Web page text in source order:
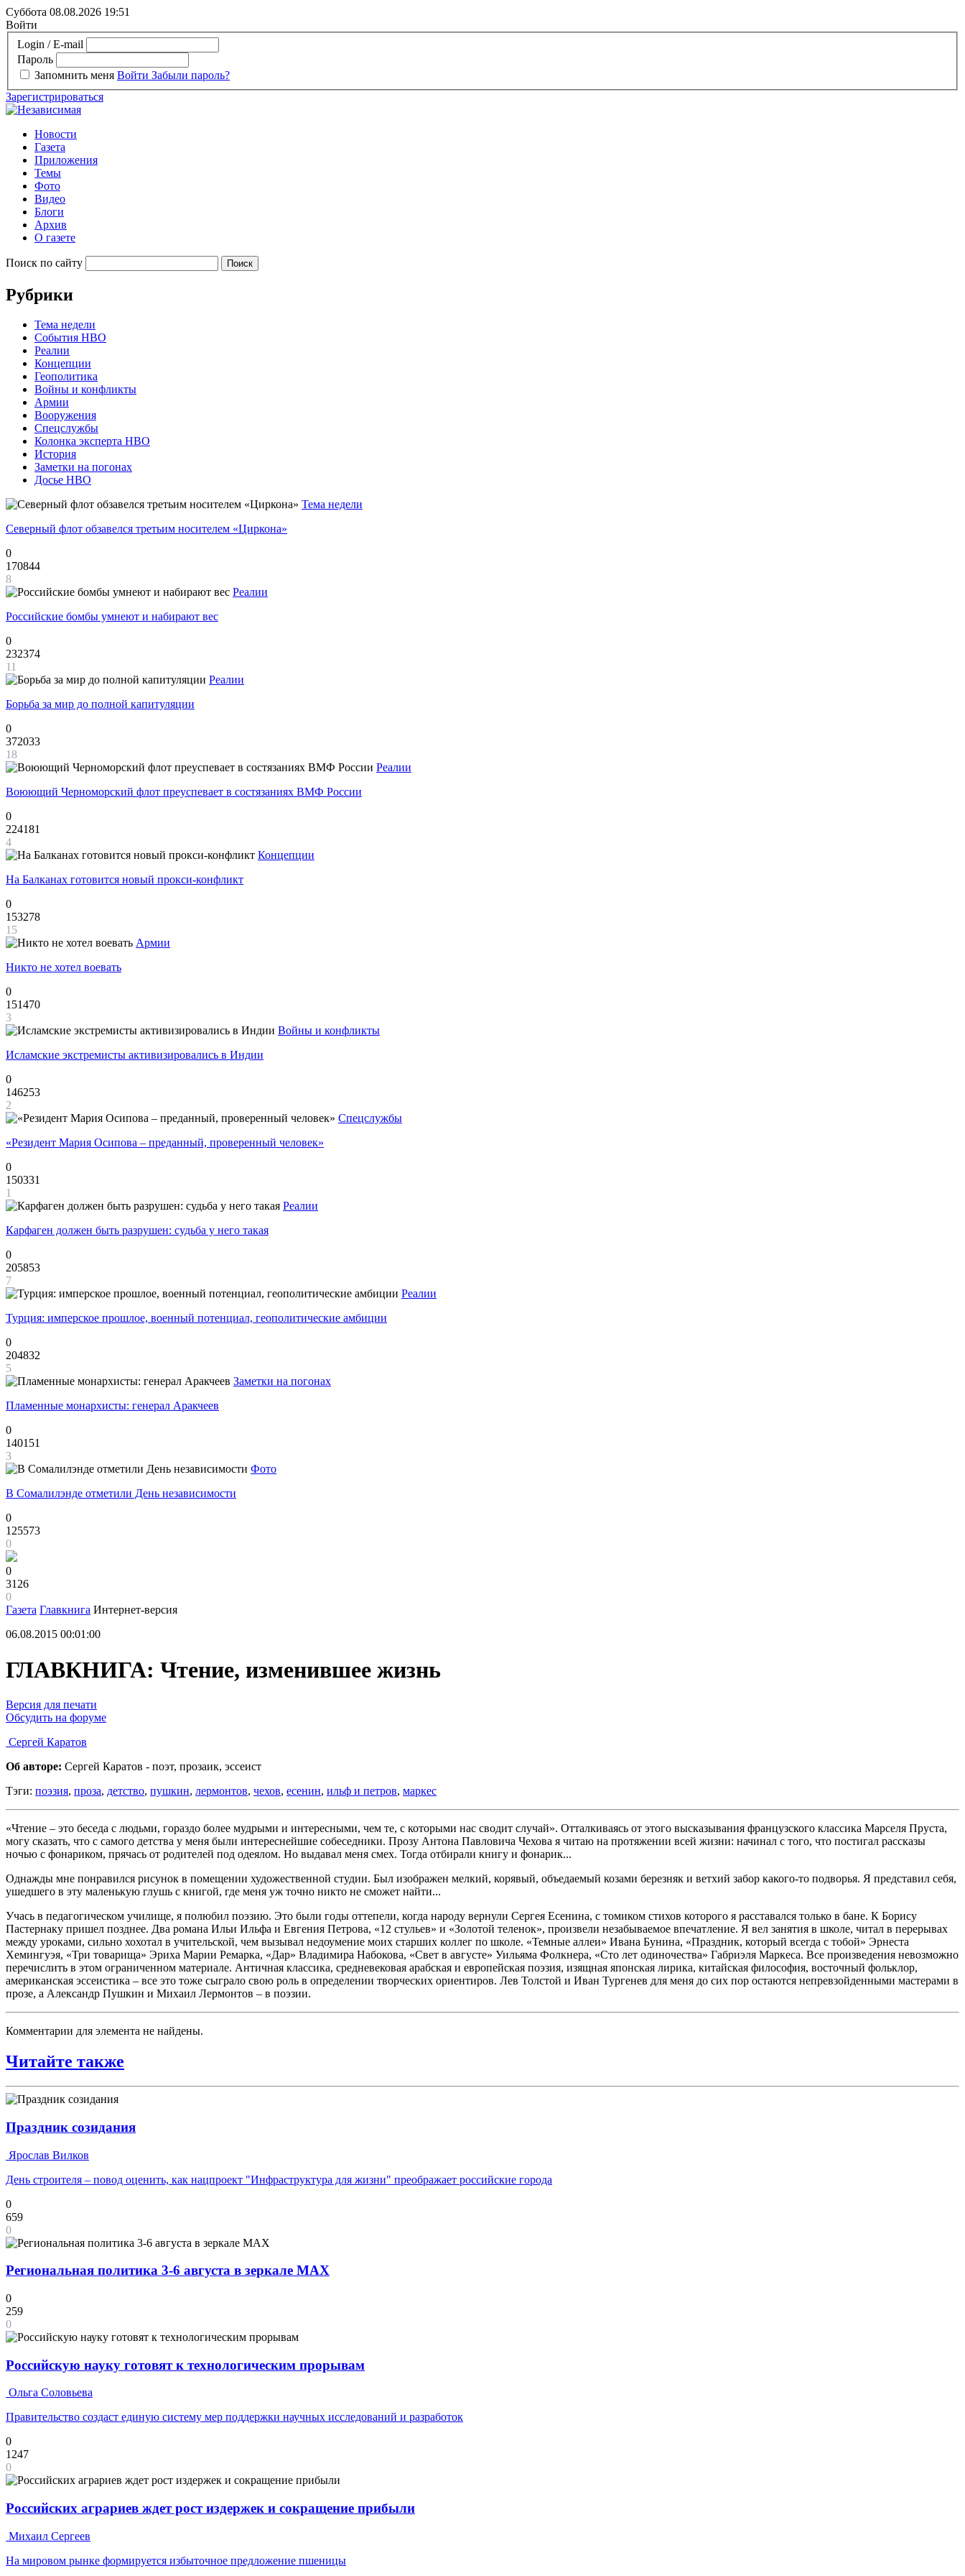
Суббота 08.08.2026 19:51
Войти
Login / E-mail
Пароль
Запомнить меня Войти Забыли пароль?
Зарегистрироваться
Новости
Газета
Приложения
Темы
Фото
Видео
Блоги
Архив
О газете
Поиск по сайту
Рубрики
Тема недели
События НВО
Реалии
Концепции
Геополитика
Войны и конфликты
Армии
Вооружения
Спецслужбы
Колонка эксперта НВО
История
Заметки на погонах
Досье НВО
Тема недели
Северный флот обзавелся третьим носителем «Циркона»
0
170844
8
Реалии
Российские бомбы умнеют и набирают вес
0
232374
11
Реалии
Борьба за мир до полной капитуляции
0
372033
18
Реалии
Воюющий Черноморский флот преуспевает в состязаниях ВМФ России
0
224181
4
Концепции
На Балканах готовится новый прокси-конфликт
0
153278
15
Армии
Никто не хотел воевать
0
151470
3
Войны и конфликты
Исламские экстремисты активизировались в Индии
0
146253
2
Спецслужбы
«Резидент Мария Осипова – преданный, проверенный человек»
0
150331
1
Реалии
Карфаген должен быть разрушен: судьба у него такая
0
205853
7
Реалии
Турция: имперское прошлое, военный потенциал, геополитические амбиции
0
204832
5
Заметки на погонах
Пламенные монархисты: генерал Аракчеев
0
140151
3
Фото
В Сомалилэнде отметили День независимости
0
125573
0
0
3126
0
Газета Главкнига Интернет-версия
06.08.2015 00:01:00
ГЛАВКНИГА: Чтение, изменившее жизнь
Версия для печати
Обсудить на форуме
Сергей Каратов
Об авторе: Сергей Каратов - поэт, прозаик, эссеист
Тэги: поэзия, проза, детство, пушкин, лермонтов, чехов, есенин, ильф и петров, маркес
«Чтение – это беседа с людьми, гораздо более мудрыми и интересными, чем те, с которыми нас сводит случай». Отталкиваясь от этого высказывания французского классика Марселя Пруста,
могу сказать, что с самого детства у меня были интереснейшие собеседники. Прозу Антона Павловича Чехова я читаю на протяжении всей жизни: начинал с того, что постигал рассказы
ночью с фонариком, прячась от родителей под одеялом. Но выдавал меня смех. Тогда отбирали книгу и фонарик...
Однажды мне понравился рисунок в помещении художественной студии. Был изображен мелкий, корявый, объедаемый козами березняк и ветхий забор какого-то подворья. Я представил себя,
ушедшего в эту маленькую глушь с книгой, где меня уж точно никто не сможет найти...
Учась в педагогическом училище, я полюбил поэзию. Это были годы оттепели, когда народу вернули Сергея Есенина, с томиком стихов которого я расставался только в бане. К Борису
Пастернаку пришел позднее. Два романа Ильи Ильфа и Евгения Петрова, «12 стульев» и «Золотой теленок», произвели незабываемое впечатление. Я вел занятия в школе, читал в перерывах
между уроками, сильно хохотал в учительской, чем вызывал недоумение моих старших коллег по школе. «Темные аллеи» Ивана Бунина, «Праздник, который всегда с тобой» Эрнеста
Хемингуэя, «Три товарища» Эриха Марии Ремарка, «Дар» Владимира Набокова, «Свет в августе» Уильяма Фолкнера, «Сто лет одиночества» Габриэля Маркеса. Все произведения невозможно
перечислить в этом ограниченном материале. Античная классика, средневековая арабская и европейская поэзия, изящная японская лирика, китайская философия, восточный фольклор,
американская эссеистика – все это тоже сыграло свою роль в определении творческих ориентиров. Лев Толстой и Иван Тургенев для меня до сих пор остаются непревзойденными мастерами в
прозе, а Александр Пушкин и Михаил Лермонтов – в поэзии.
Комментарии для элемента не найдены.
Читайте также
Праздник созидания
Ярослав Вилков
День строителя – повод оценить, как нацпроект "Инфраструктура для жизни" преображает российские города
0
659
0
Региональная политика 3-6 августа в зеркале MAX
0
259
0
Российскую науку готовят к технологическим прорывам
Ольга Соловьева
Правительство создаст единую систему мер поддержки научных исследований и разработок
0
1247
0
Российских аграриев ждет рост издержек и сокращение прибыли
Михаил Сергеев
На мировом рынке формируется избыточное предложение пшеницы